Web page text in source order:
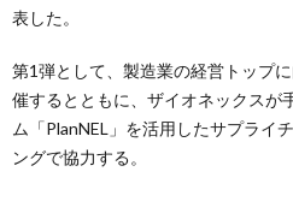
表した。
第1弾として、製造業の経営トップ
催するとともに、ザイオネックスが
ム「PlanNEL」を活用したサプライ
ングで協力する。